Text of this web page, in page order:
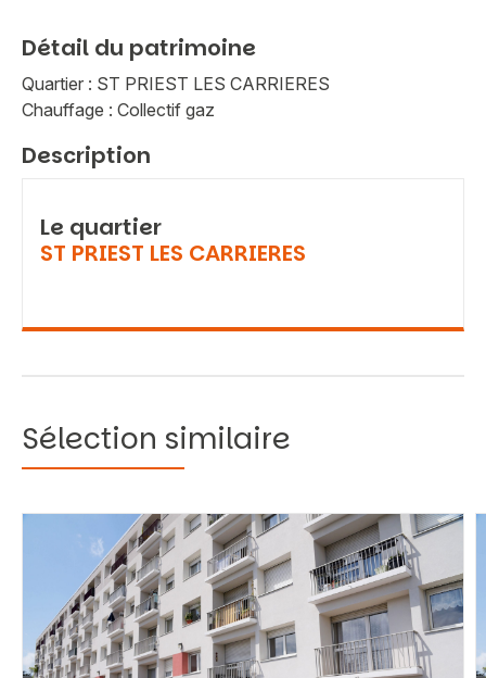
Détail du patrimoine
Quartier : ST PRIEST LES CARRIERES
Chauffage : Collectif gaz
Description
Le quartier
ST PRIEST LES CARRIERES
Sélection similaire